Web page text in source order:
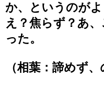
か、というのが
え？焦らず？あ
った。
（相葉：諦めず、